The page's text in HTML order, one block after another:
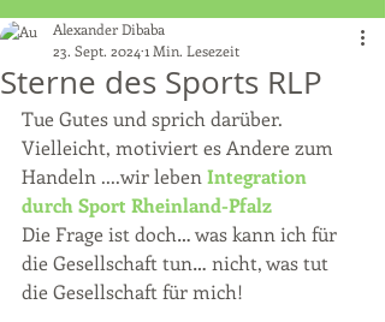
Sterne des Sports RLP
Alexander Dibaba
23. Sept. 2024 1 Min. Lesezeit
Tue Gutes und sprich darüber.
Vielleicht, motiviert es Andere zum
Handeln ....wir leben Integration
durch Sport Rheinland-Pfalz
Die Frage ist doch… was kann ich für
die Gesellschaft tun… nicht, was tut
die Gesellschaft für mich!